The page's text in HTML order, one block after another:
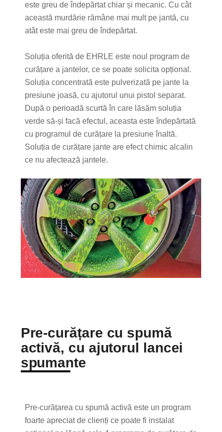
este greu de îndepărtat chiar și mecanic. Cu cât
această murdărie rămâne mai mult pe jantă, cu
atât este mai greu de îndepărtat.
Soluția oferită de EHRLE este noul program de
curățare a jantelor, ce se poate solicita opțional.
Soluția concentrată este pulverizată pe jante la
presiune joasă, cu ajutorul unui pistol separat.
După o perioadă scurtă în care lăsăm soluția
verde să-și facă efectul, aceasta este îndepărtată
cu programul de curățare la presiune înaltă.
Soluția de curățare jante are efect chimic alcalin
ce nu afectează jantele.
Pre-curățare cu spumă
activă, cu ajutorul lancei
spumante
Pre-curățarea cu spumă activă este un program
foarte apreciat de clienți ce poate fi instalat